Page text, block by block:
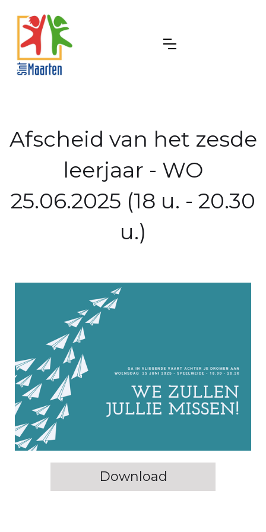
Afscheid van het zesde
leerjaar - WO
25.06.2025 (18 u. - 20.30
u.)
Download